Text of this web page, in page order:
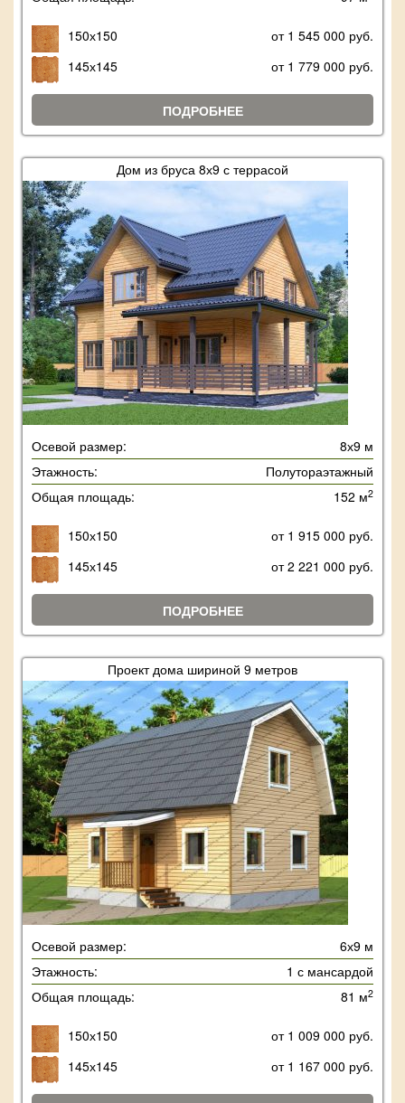
150х150
от 1 545 000 руб.
145х145
от 1 779 000 руб.
ПОДРОБНЕЕ
Дом из бруса 8х9 с террасой
Осевой размер:
8х9 м
Этажность:
Полутораэтажный
Общая площадь:
152 м2
150х150
от 1 915 000 руб.
145х145
от 2 221 000 руб.
ПОДРОБНЕЕ
Проект дома шириной 9 метров
Осевой размер:
6х9 м
Этажность:
1 с мансардой
Общая площадь:
81 м2
150х150
от 1 009 000 руб.
145х145
от 1 167 000 руб.